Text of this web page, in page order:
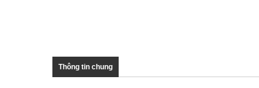
Thông tin chung